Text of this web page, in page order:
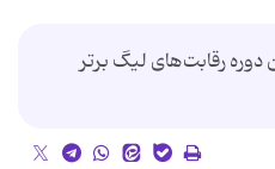
رقابت‌های لیگ برتر